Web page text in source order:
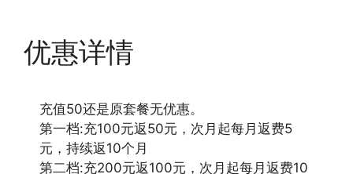
优惠详情
充值50还是原套餐无优惠。
第一档:充100元返50元，次月起每月返费5
元，持续返10个月
第二档:充200元返100元，次月起每月返费10